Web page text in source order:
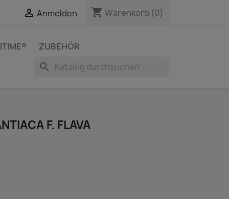
 Anmelden shopping_cart Warenkorb (0)
ZUBEHÖR
search
F. FLAVA